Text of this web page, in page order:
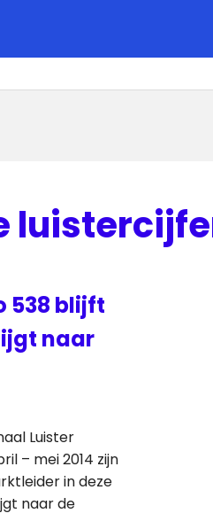
538 blijft
naar
Luister
– mei 2014 zijn
in deze
naar de